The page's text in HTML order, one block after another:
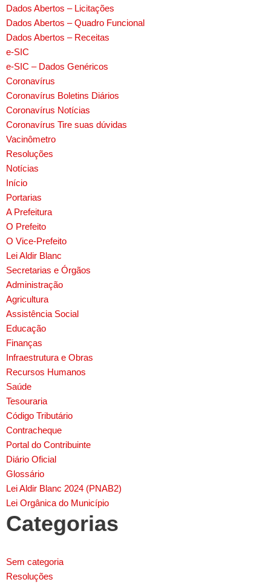
Dados Abertos – Licitações
Dados Abertos – Quadro Funcional
Dados Abertos – Receitas
e-SIC
e-SIC – Dados Genéricos
Coronavírus
Coronavírus Boletins Diários
Coronavírus Notícias
Coronavírus Tire suas dúvidas
Vacinômetro
Resoluções
Notícias
Início
Portarias
A Prefeitura
O Prefeito
O Vice-Prefeito
Lei Aldir Blanc
Secretarias e Órgãos
Administração
Agricultura
Assistência Social
Educação
Finanças
Infraestrutura e Obras
Recursos Humanos
Saúde
Tesouraria
Código Tributário
Contracheque
Portal do Contribuinte
Diário Oficial
Glossário
Lei Aldir Blanc 2024 (PNAB2)
Lei Orgânica do Município
Categorias
Sem categoria
Resoluções